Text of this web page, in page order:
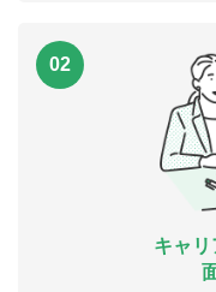
02
キャ